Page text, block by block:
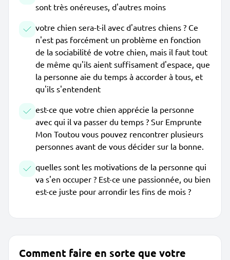
sont très onéreuses, d'autres moins
votre chien sera-t-il avec d'autres chiens ? Ce
n'est pas forcément un problème en fonction
de la sociabilité de votre chien, mais il faut tout
de même qu'ils aient suffisament d'espace, que
la personne aie du temps à accorder à tous, et
qu'ils s'entendent
est-ce que votre chien apprécie la personne
avec qui il va passer du temps ? Sur Emprunte
Mon Toutou vous pouvez rencontrer plusieurs
personnes avant de vous décider sur la bonne.
quelles sont les motivations de la personne qui
va s'en occuper ? Est-ce une passionnée, ou bien
est-ce juste pour arrondir les fins de mois ?
Comment faire en sorte que votre